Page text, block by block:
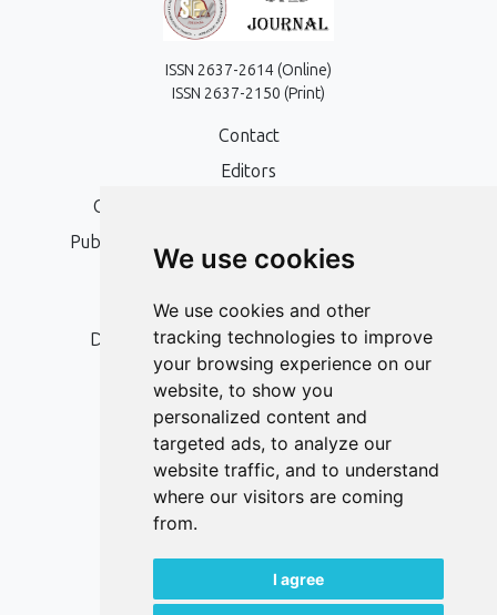
We use cookies
We use cookies and other
tracking technologies to improve
your browsing experience on our
website, to show you
personalized content and
targeted ads, to analyze our
website traffic, and to understand
where our visitors are coming
from.
I agree
ISSN 2637-2614 (Online)
ISSN 2637-2150 (Print)
Contact
Editors
Open Access, Copyright Policy and APC
Publication Ethics and Publication Malpractice
Statement
Peer Review Policy
Digital Archiving and Preservation Policy
Editorial Policy
Authors
Keywords
Follow us on social media